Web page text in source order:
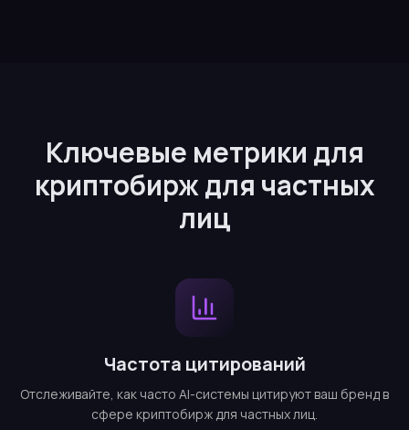
Ключевые метрики для
криптобирж для частных
лиц
Частота цитирований
Отслеживайте, как часто AI-системы цитируют ваш бренд в
сфере криптобирж для частных лиц.